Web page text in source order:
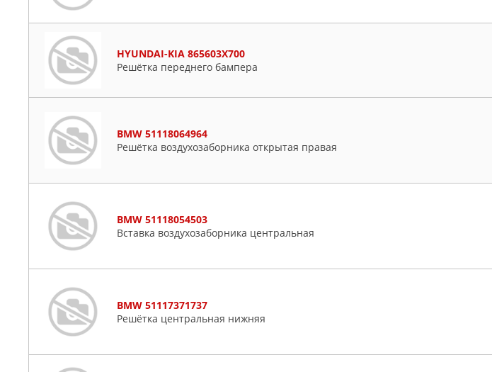
HYUNDAI-KIA 865603X700
Решётка переднего бампера
BMW 51118064964
Решётка воздухозаборника открытая правая
BMW 51118054503
Вставка воздухозаборника центральная
BMW 51117371737
Решётка центральная нижняя